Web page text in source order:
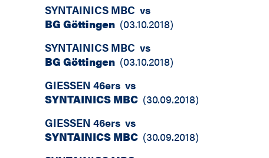
SYNTAINICS MBC vs
BG Göttingen (03.10.2018)
SYNTAINICS MBC vs
BG Göttingen (03.10.2018)
GIESSEN 46ers vs
SYNTAINICS MBC (30.09.2018)
GIESSEN 46ers vs
SYNTAINICS MBC (30.09.2018)